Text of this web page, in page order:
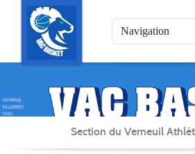
Section du Verneuil
Panneau de gestion des cookies